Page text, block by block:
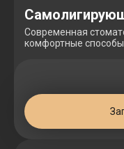
Современная
комфортные способы